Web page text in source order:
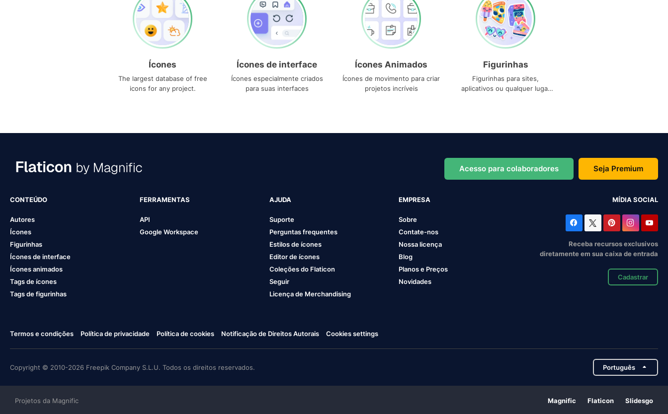
Ícones
The largest database of free
icons for any project.
Ícones de interface
Ícones especialmente criados
para suas interfaces
Ícones Animados
Ícones de movimento para criar
projetos incríveis
Figurinhas
Figurinhas para sites,
aplicativos ou qualquer lugar
Acesso para colaboradores Seja Premium
CONTEÚDO
Autores
Ícones
Figurinhas
Ícones de interface
Ícones animados
Tags de ícones
Tags de figurinhas
FERRAMENTAS
API
Google Workspace
AJUDA
Suporte
Perguntas frequentes
Estilos de ícones
Editor de ícones
Coleções do Flaticon
Seguir
Licença de Merchandising
EMPRESA
Sobre
Contate-nos
Nossa licença
Blog
Planos e Preços
Novidades
MÍDIA SOCIAL
Receba recursos exclusivos
diretamente em sua caixa de entrada
Cadastrar
Termos e condições Política de privacidade Política de cookies Notificação de Direitos Autorais Cookies settings
Copyright © 2010-2026 Freepik Company S.L.U. Todos os direitos reservados. Português
Projetos da Magnific Magnific Flaticon Slidesgo